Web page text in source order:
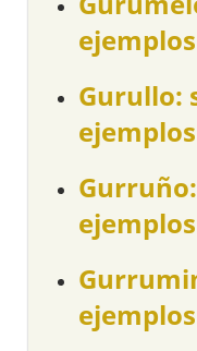
ejemplos
Gurullo:
ejemplos
ejemplos
ejemplos